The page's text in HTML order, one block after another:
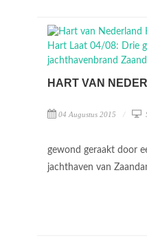
HART VAN
04 Augustus 2015
gewond geraakt door
jachthaven van